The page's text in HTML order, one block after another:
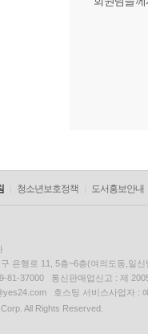
청소년보호정책 도서홍보안내
은행로 11, 5층~6층(여의도동,일신
81-37000 통신판매업신고 : 제
호스팅 서비스사업자 :
All Rights Reserved.